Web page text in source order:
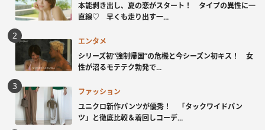
本能剥き出し、夏の恋がスタート！ タイプの異性に一
直線♡ 早くも走り出す一...
エンタメ
シリーズ初“強制帰国”の危機と今シーズン初キス！ 女
性が沼るモテテク勃発で...
ファッション
ユニクロ新作パンツが優秀！ 「タックワイドパン
ツ」と徹底比較＆着回しコーデ...